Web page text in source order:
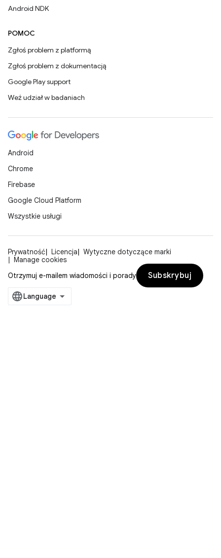
Android NDK
POMOC
Zgłoś problem z platformą
Zgłoś problem z dokumentacją
Google Play support
Weź udział w badaniach
Android
Chrome
Firebase
Google Cloud Platform
Wszystkie usługi
Prywatność Licencja
Wytyczne dotyczące marki
Manage cookies
Otrzymuj e-mailem wiadomości i porady
Subskrybuj